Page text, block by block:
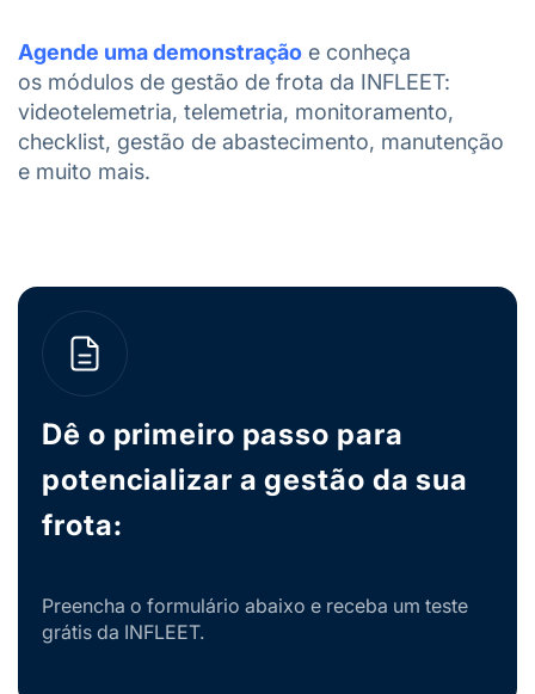
Agende uma demonstração e conheça
os módulos de gestão de frota da INFLEET:
videotelemetria, telemetria, monitoramento,
checklist, gestão de abastecimento, manutenção
e muito mais.
Dê o primeiro passo para
potencializar a gestão da sua
frota:
Preencha o formulário abaixo e receba um teste
grátis da INFLEET.